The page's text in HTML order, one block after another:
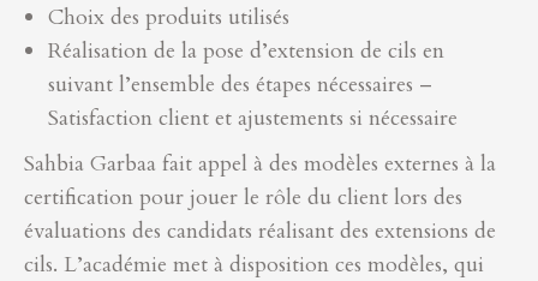
Choix des produits utilisés
Réalisation de la pose d’extension de cils en
suivant l’ensemble des étapes nécessaires –
Satisfaction client et ajustements si nécessaire
Sahbia Garbaa fait appel à des modèles externes à la
certification pour jouer le rôle du client lors des
évaluations des candidats réalisant des extensions de
cils. L’académie met à disposition ces modèles, qui